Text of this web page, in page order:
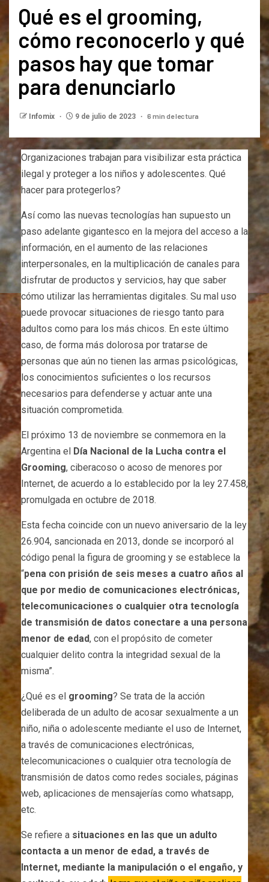
Qué es el grooming,
cómo reconocerlo y qué
pasos hay que tomar
para denunciarlo
Infomix 9 de julio de 2023 6 min de lectura
Organizaciones trabajan para visibilizar esta práctica
ilegal y proteger a los niños y adolescentes. Qué
hacer para protegerlos?
Así como las nuevas tecnologías han supuesto un
paso adelante gigantesco en la mejora del acceso a la
información, en el aumento de las relaciones
interpersonales, en la multiplicación de canales para
disfrutar de productos y servicios, hay que saber
cómo utilizar las herramientas digitales. Su mal uso
puede provocar situaciones de riesgo tanto para
adultos como para los más chicos. En este último
caso, de forma más dolorosa por tratarse de
personas que aún no tienen las armas psicológicas,
los conocimientos suficientes o los recursos
necesarios para defenderse y actuar ante una
situación comprometida.
El próximo 13 de noviembre se conmemora en la
Argentina el
Día Nacional de la Lucha contra el
Grooming, ciberacoso o acoso de menores por
Internet, de acuerdo a lo establecido por la ley 27.458,
promulgada en octubre de 2018.
Esta fecha coincide con un nuevo aniversario de la ley
26.904, sancionada en 2013, donde se incorporó al
código penal la figura de grooming y se establece la
“pena con prisión de seis meses a cuatro años al
que por medio de comunicaciones electrónicas,
telecomunicaciones o cualquier otra tecnología
de transmisión de datos conectare a una persona
menor de edad, con el propósito de cometer
cualquier delito contra la integridad sexual de la
misma”.
¿Qué es el grooming? Se trata de la acción
deliberada de un adulto de acosar sexualmente a un
niño, niña o adolescente mediante el uso de Internet,
a través de comunicaciones electrónicas,
telecomunicaciones o cualquier otra tecnología de
transmisión de datos como redes sociales, páginas
web, aplicaciones de mensajerías como whatsapp,
etc.
Se refiere a situaciones en las que un adulto
contacta a un menor de edad, a través de
Internet, mediante la manipulación o el engaño, y